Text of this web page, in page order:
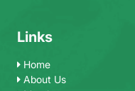
Links
Home
About Us